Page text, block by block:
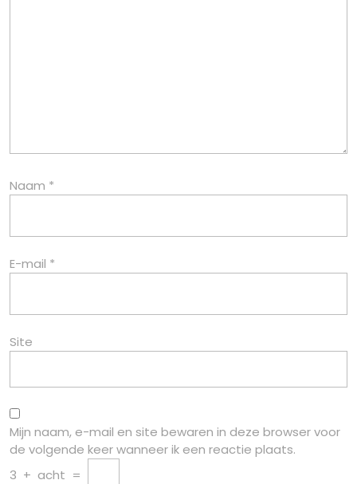
Naam *
E-mail *
Site
Mijn naam, e-mail en site bewaren in deze browser voor
de volgende keer wanneer ik een reactie plaats.
3 + acht =